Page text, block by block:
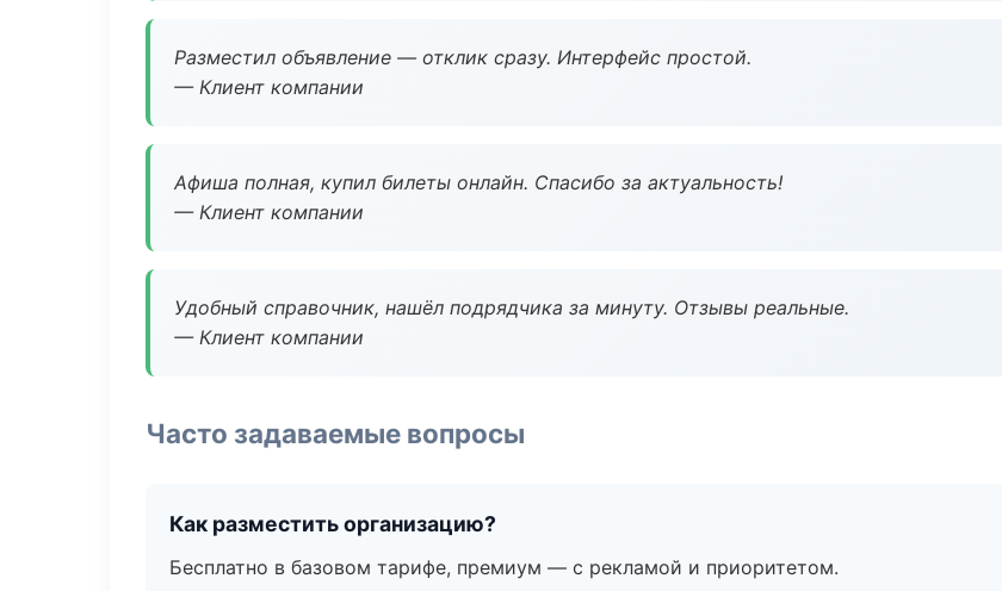
Разместил объявление — отклик сразу. Интерфейс простой.
— Клиент компании
Афиша полная, купил билеты онлайн. Спасибо за актуальность!
— Клиент компании
Удобный справочник, нашёл подрядчика за минуту. Отзывы реальные.
— Клиент компании
Часто задаваемые вопросы
Как разместить организацию?
Бесплатно в базовом тарифе, премиум — с рекламой и приоритетом.